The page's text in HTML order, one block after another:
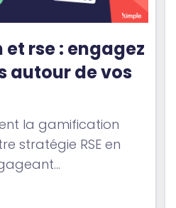
rse : engagez
autour de vos
la gamification
stratégie RSE en